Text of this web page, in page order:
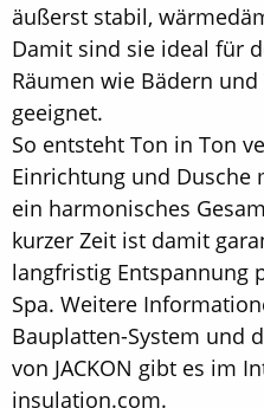
äußerst stabil,
Damit sind sie ideal für
Räumen wie Bädern
geeignet.
So entsteht Ton in Ton
Einrichtung und Dusche
ein harmonisches
kurzer Zeit ist damit
langfristig Entspannung
Spa. Weitere
Bauplatten-System und
von JACKON gibt es im
insulation.com.